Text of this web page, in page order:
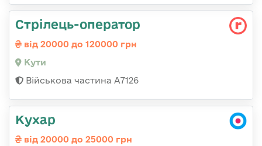
Стрілець-оператор
від 20000 до 120000 грн
Кути
Військова частина А7126
Кухар
від 20000 до 25000 грн